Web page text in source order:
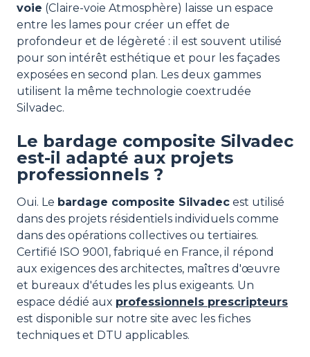
voie (Claire-voie Atmosphère) laisse un espace
entre les lames pour créer un effet de
profondeur et de légèreté : il est souvent utilisé
pour son intérêt esthétique et pour les façades
exposées en second plan. Les deux gammes
utilisent la même technologie coextrudée
Silvadec.
Le bardage composite Silvadec
est-il adapté aux projets
professionnels ?
Oui. Le bardage composite Silvadec est utilisé
dans des projets résidentiels individuels comme
dans des opérations collectives ou tertiaires.
Certifié ISO 9001, fabriqué en France, il répond
aux exigences des architectes, maîtres d'œuvre
et bureaux d'études les plus exigeants. Un
espace dédié aux professionnels prescripteurs
est disponible sur notre site avec les fiches
techniques et DTU applicables.